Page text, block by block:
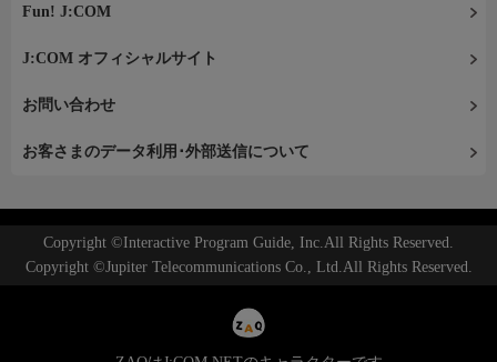
Fun! J:COM
J:COM オフィシャルサイト
お問い合わせ
お客さまのデータ利用･外部送信について
Copyright ©Interactive Program Guide, Inc.All Rights Reserved.
Copyright ©Jupiter Telecommunications Co., Ltd.All Rights Reserved.